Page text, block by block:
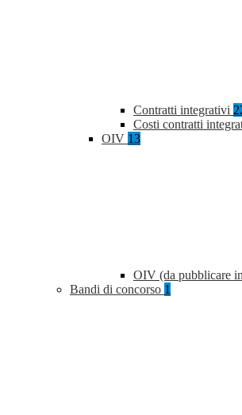
Contratti integrativi
Costi contratti
OIV 13
OIV (da pubblicare
Bandi di concorso 1